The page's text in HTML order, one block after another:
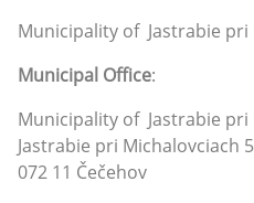
Municipality of Jastrabie pri
Municipal Office:
Municipality of Jastrabie pri
Jastrabie pri Michalovciach
072 11 Čečehov